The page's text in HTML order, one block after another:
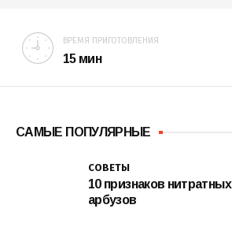
ВРЕМЯ ПРИГОТОВЛЕНИЯ
15 мин
САМЫЕ ПОПУЛЯРНЫЕ
СОВЕТЫ
10 признаков нитратных
арбузов